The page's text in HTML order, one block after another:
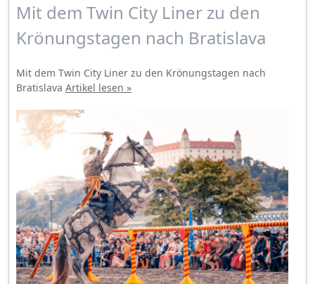
Mit dem Twin City Liner zu den
Krönungstagen nach Bratislava
Mit dem Twin City Liner zu den Krönungstagen nach
Bratislava Artikel lesen »